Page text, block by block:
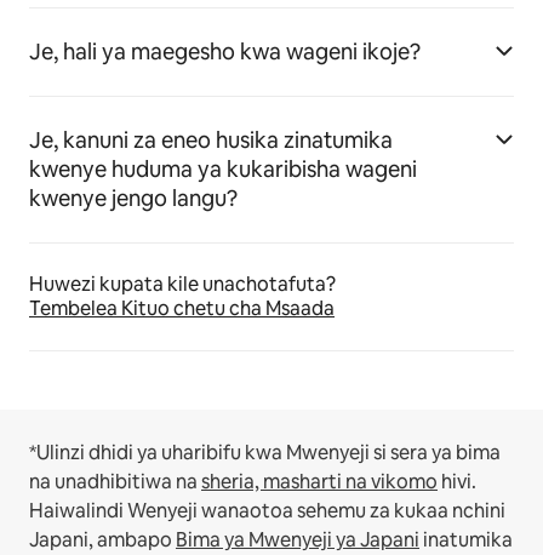
Je, hali ya maegesho kwa wageni ikoje?
Je, kanuni za eneo husika zinatumika
kwenye huduma ya kukaribisha wageni
kwenye jengo langu?
Huwezi kupata kile unachotafuta?
Tembelea Kituo chetu cha Msaada
*Ulinzi dhidi ya uharibifu kwa Mwenyeji si sera ya bima
na unadhibitiwa nasheria, masharti na vikomo hivi.
Haiwalindi Wenyeji wanaotoa sehemu za kukaa nchini
Japani, ambapo Bima ya Mwenyeji ya Japani inatumika